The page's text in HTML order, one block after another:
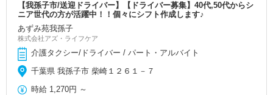
【我孫子市/送迎ドライバー】【ドライバー募集】40代,50代からシ
ニア世代の方が活躍中！！個々にシフト作成します♪
あずみ苑我孫子
株式会社アズ・ライフケア
介護タクシー/ドライバー / パート・アルバイト
千葉県 我孫子市 柴崎１２６１－７
時給 1,270円 ～